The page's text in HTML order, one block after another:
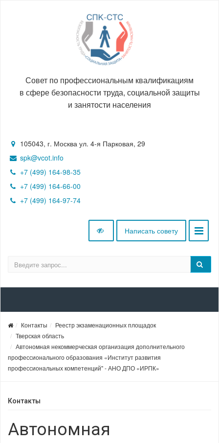
Совет по профессиональным квалификациям
в сфере безопасности труда, социальной защиты
и занятости населения
105043, г. Москва ул. 4-я Парковая, 29
spk@vcot.info
+7 (499) 164-98-35
+7 (499) 164-66-00
+7 (499) 164-97-74
Написать совету
Контакты
Реестр экзаменационных площадок
Тверская область
Автономная некоммерческая организация дополнительного
профессионального образования «Институт развития
профессиональных компетенций" - АНО ДПО «ИРПК»
Контакты
Автономная